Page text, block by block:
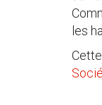
les